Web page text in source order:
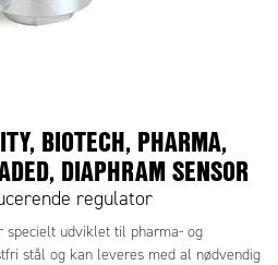
BIOTECH, PHARMA,
DIAPHRAM SENSOR
regulator
udviklet til pharma- og
stål og kan leveres med al nødvendig